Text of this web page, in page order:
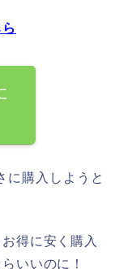
に購入しようと
得に安く購入
いいのに！